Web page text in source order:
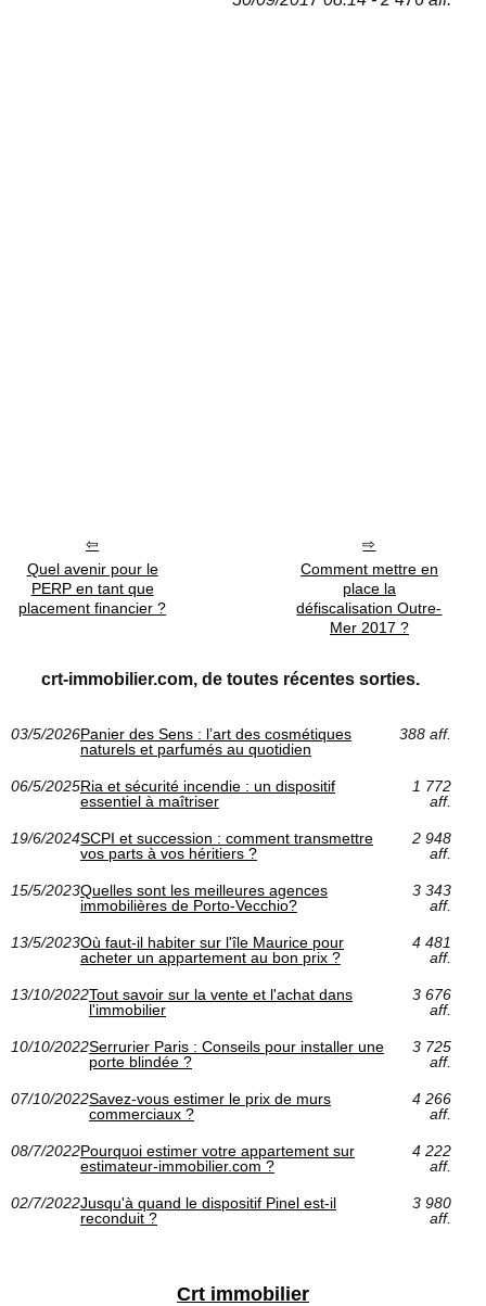
Quel avenir pour le
PERP en tant que
placement financier ?
Comment mettre en
place la
défiscalisation Outre-
Mer 2017 ?
crt-immobilier.com, de toutes récentes sorties.
03/5/2026Panier des Sens : l’art des cosmétiques
naturels et parfumés au quotidien
388 aff.
06/5/2025Ria et sécurité incendie : un dispositif
essentiel à maîtriser
1 772
aff.
19/6/2024SCPI et succession : comment transmettre
vos parts à vos héritiers ?
2 948
aff.
15/5/2023Quelles sont les meilleures agences
immobilières de Porto-Vecchio?
3 343
aff.
13/5/2023Où faut-il habiter sur l'île Maurice pour
acheter un appartement au bon prix ?
4 481
aff.
13/10/2022Tout savoir sur la vente et l'achat dans
l'immobilier
3 676
aff.
10/10/2022Serrurier Paris : Conseils pour installer une
porte blindée ?
3 725
aff.
07/10/2022Savez-vous estimer le prix de murs
commerciaux ?
4 266
aff.
08/7/2022Pourquoi estimer votre appartement sur
estimateur-immobilier.com ?
4 222
aff.
02/7/2022Jusqu'à quand le dispositif Pinel est-il
reconduit ?
3 980
aff.
Crt immobilier